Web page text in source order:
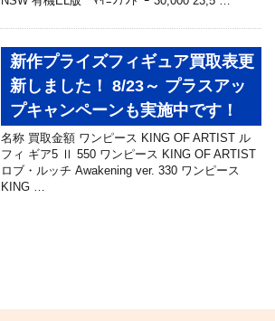
新作プライズフィギュア買取表更
新しました！ 8/23～ プラスアッ
プキャンペーンも実施中です！
名称 買取金額 ワンピース KING OF ARTIST ル
フィ ギア5 Ⅱ 550 ワンピース KING OF ARTIST
ロブ・ルッチ Awakening ver. 330 ワンピース
KING …